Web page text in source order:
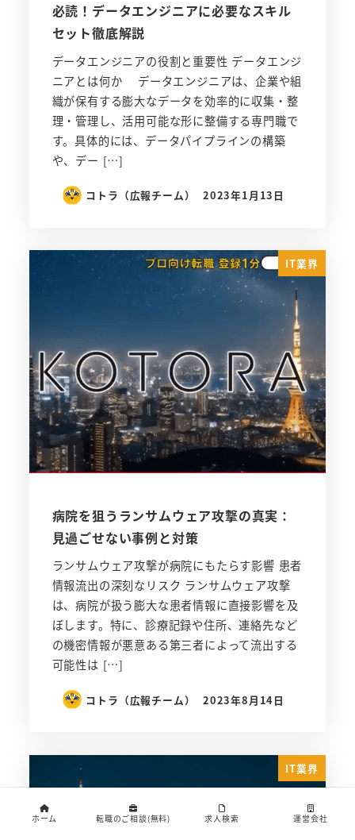
必読！データエンジニアに必要なスキル
セット徹底解説
データエンジニアの役割と重要性 データエンジ
ニアとは何か データエンジニアは、企業や組
織が保有する膨大なデータを効率的に収集・整
理・管理し、活用可能な形に整備する専門職で
す。具体的には、データパイプラインの構築
や、デー […]
コトラ（広報チーム） 2023年1月13日
IT業界
病院を狙うランサムウェア攻撃の真実：
見過ごせない事例と対策
ランサムウェア攻撃が病院にもたらす影響 患者
情報流出の深刻なリスク ランサムウェア攻撃
は、病院が扱う膨大な患者情報に直接影響を及
ぼします。特に、診療記録や住所、連絡先など
の機密情報が悪意ある第三者によって流出する
可能性は […]
コトラ（広報チーム） 2023年8月14日
IT業界
ホーム 転職のご相談(無料) 求人検索 運営会社